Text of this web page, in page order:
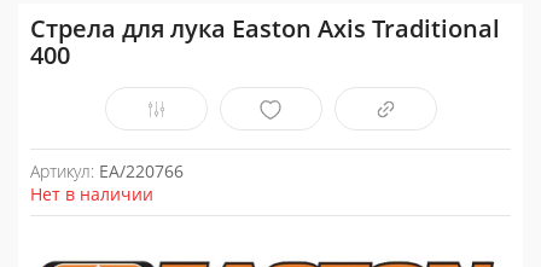
Стрела для лука Easton Axis Traditional
400
Артикул: EA/220766
Нет в наличии